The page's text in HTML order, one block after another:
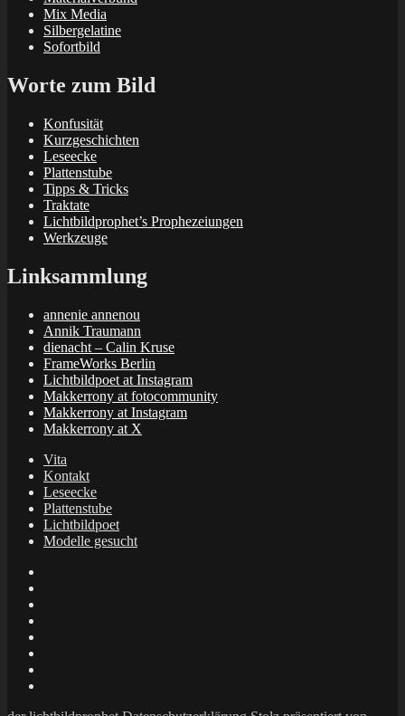
Mix Media
Silbergelatine
Sofortbild
Worte zum Bild
Konfusität
Kurzgeschichten
Leseecke
Plattenstube
Tipps & Tricks
Traktate
Lichtbildprophet’s Prophezeiungen
Werkzeuge
Linksammlung
annenie annenou
Annik Traumann
dienacht – Calin Kruse
FrameWorks Berlin
Lichtbildpoet at Instagram
Makkerrony at fotocommunity
Makkerrony at Instagram
Makkerrony at X
Vita
Kontakt
Leseecke
Plattenstube
Lichtbildpoet
Modelle gesucht